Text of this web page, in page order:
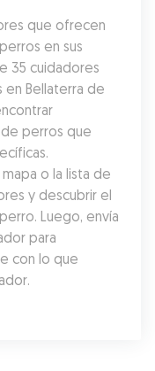
que ofrecen
en sus
35 cuidadores
Bellaterra de
perros que
o la lista de
y descubrir el
Luego, envía
para
con lo que